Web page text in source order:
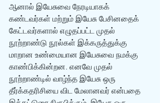
ஆனால் இயேசுவை நேரடியாகக்
கண்டவர்கள் மற்றும் இயேசு பேசினதைக்
கேட்டவர்களால் எழுதப்பட்ட முதல்
நூற்றாண்டு நூல்கள் இக்கருத்துக்கு
மாறான உண்மையான இயேசுவை நமக்கு
காண்பிக்கின்றன. எனவே முதல்
நூற்றாண்டில் வாழ்ந்த இயேசு ஒரு
தீர்க்கதரிசியை விட மேலானவர் என்பதை